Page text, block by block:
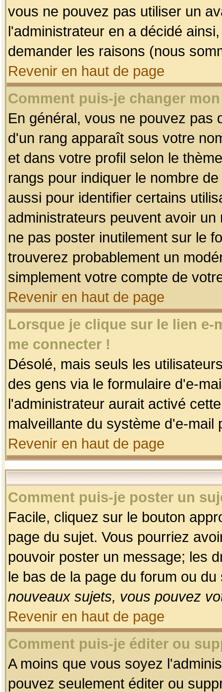
vous ne pouvez pas utiliser un
l'administrateur en a décidé
demander les raisons (nous
Revenir en haut de page
Comment puis-je changer
En général, vous ne pouvez pas
d'un rang apparaît sous votre
et dans votre profil selon le
rangs pour indiquer le nombre
aussi pour identifier certains
administrateurs peuvent avoir
ne pas poster inutilement sur le
trouverez probablement un
simplement votre compte de
Revenir en haut de page
Lorsque je clique sur le lien
me connecter !
Désolé, mais seuls les
des gens via le formulaire d'e-
l'administrateur aurait activé
malveillante du système d'e-
Revenir en haut de page
Comment puis-je poster un
Facile, cliquez sur le bouton
page du sujet. Vous pourriez
pouvoir poster un message; les
le bas de la page du forum ou
nouveaux sujets, vous pouvez
Revenir en haut de page
Comment puis-je éditer ou
A moins que vous soyez
pouvez seulement éditer ou